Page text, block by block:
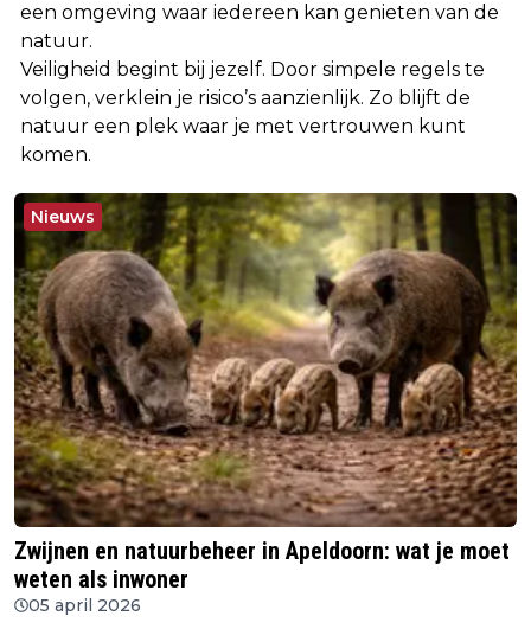
een omgeving waar iedereen kan genieten van de
natuur.
Veiligheid begint bij jezelf. Door simpele regels te
volgen, verklein je risico’s aanzienlijk. Zo blijft de
natuur een plek waar je met vertrouwen kunt
komen.
Nieuws
Zwijnen en natuurbeheer in Apeldoorn: wat je moet
weten als inwoner
05 april 2026